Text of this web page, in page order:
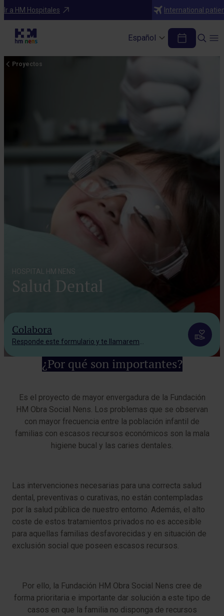
Ir a HM Hospitales International
Español
Proyectos
HOSPITAL HM NENS
Salud Dental
Colabora
¿Por qué son importantes?
Es el proyecto de mayor envergadura de la Fundación
HM Obra Social Nens. Los problemas que se observan
con mayor frecuencia entre la población infantil de
familias con escasos recursos económicos son la mala
higiene bucal y las caries dentales.
Las intervenciones necesarias para una correcta salud
dental, preventivas o curativas, no están contempladas
por la salud pública de nuestro entorno. Además, el alto
coste de estos tratamientos privados no es accesible
para aquellas familias desfavorecidas y en situación de
exclusión social que poseen escasos recursos.
Por ello, la Fundación HM Obra Social Nens cree de
forma prioritaria e importante dar solución a este tipo de
casos en que la familia no disponga de recursos